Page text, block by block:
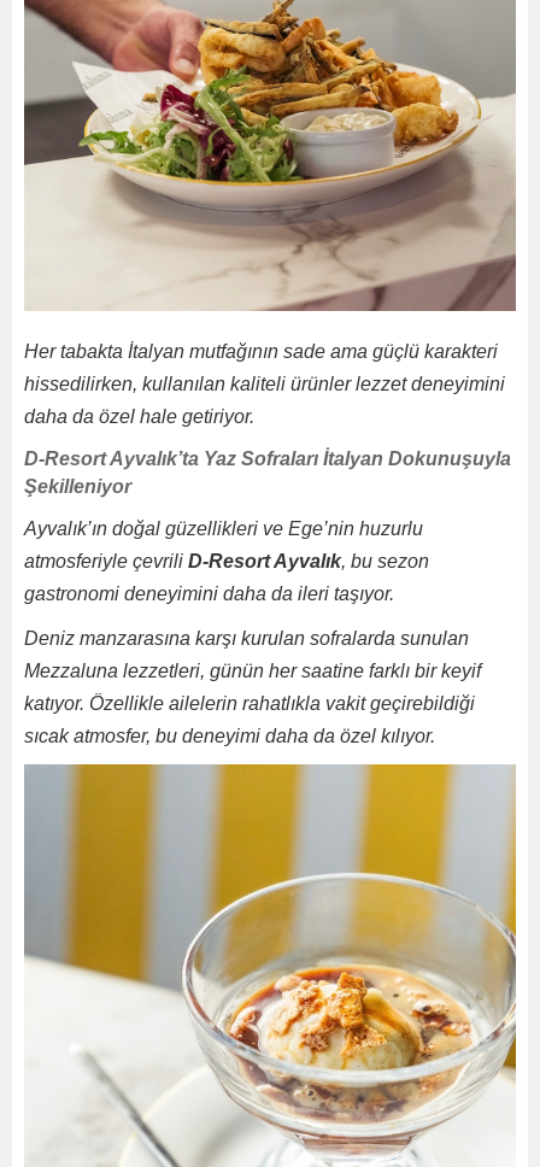
Her tabakta İtalyan mutfağının sade ama güçlü karakteri
hissedilirken, kullanılan kaliteli ürünler lezzet deneyimini
daha da özel hale getiriyor.
D-Resort Ayvalık’ta Yaz Sofraları İtalyan Dokunuşuyla
Şekilleniyor
Ayvalık’ın doğal güzellikleri ve Ege’nin huzurlu
atmosferiyle çevrili D-Resort Ayvalık, bu sezon
gastronomi deneyimini daha da ileri taşıyor.
Deniz manzarasına karşı kurulan sofralarda sunulan
Mezzaluna lezzetleri, günün her saatine farklı bir keyif
katıyor. Özellikle ailelerin rahatlıkla vakit geçirebildiği
sıcak atmosfer, bu deneyimi daha da özel kılıyor.